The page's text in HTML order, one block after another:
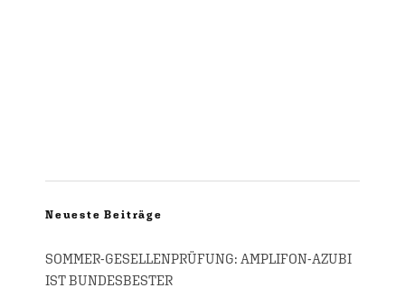
Neueste Beiträge
SOMMER-GESELLENPRÜFUNG: AMPLIFON-AZUBI
IST BUNDESBESTER